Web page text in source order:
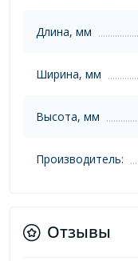
Длина, мм
Ширина, мм
Высота, мм
Производитель:
Отзывы